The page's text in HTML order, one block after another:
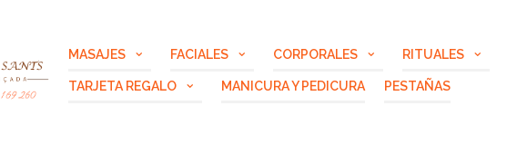
MASAJES FACIALES CORPORALES RITUALES
TARJETA REGALO MANICURA Y PEDICURA PESTAÑAS